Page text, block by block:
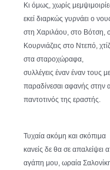
Κι όμως, χωρίς
εκεί διαρκώς γυρνάει ο
στη Χαριλάου, στο Βότση,
Κουρνιάζεις στο Ντεπό,
στα σταροχώραφα,
συλλέγεις έναν έναν τους
παραδίνεσαι αφανής στην
παντοτινός της εραστής.
Τυχαία ακόμη και σκόπιμα
κανείς δε θα σε απαλείψει
αγάπη μου, ωραία